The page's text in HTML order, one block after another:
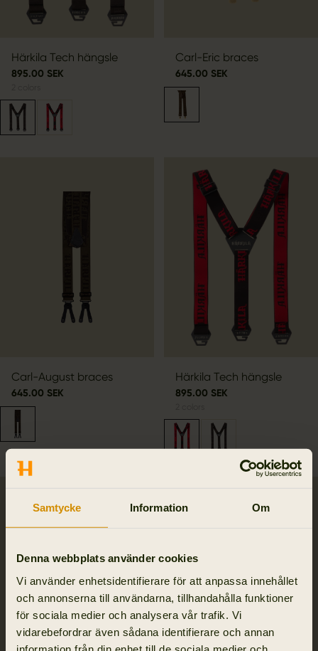
Samtycke Information Om
Denna webbplats använder cookies
Vi använder enhetsidentifierare för att anpassa innehållet
och annonserna till användarna, tillhandahålla funktioner
för sociala medier och analysera vår trafik. Vi
vidarebefordrar även sådana identifierare och annan
Härkila Tech hängsle
895.00 SEK
Carl-Eric braces
645.00 SEK
Carl-August braces
645.00 SEK
Härkila Tech hängsle
895.00 SEK